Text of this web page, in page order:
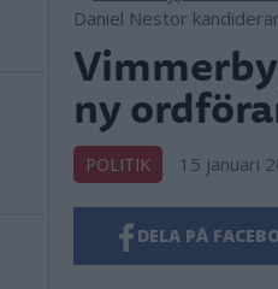
Daniel Nestor
ny
POLITIK 15 januari
DELA PÅ